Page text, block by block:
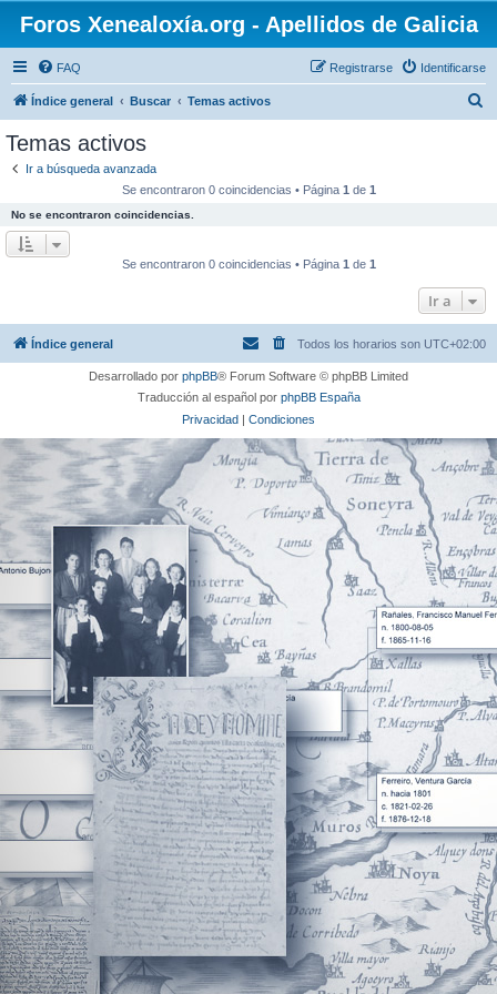
Foros Xenealoxía.org - Apellidos de Galicia
FAQ Identificarse
Registrarse
Índice general Buscar Temas activos
Temas activos
Ir a búsqueda avanzada
Se encontraron 0 coincidencias • Página 1 de 1
No se encontraron coincidencias.
Se encontraron 0 coincidencias • Página 1 de 1
Ir a
Índice general Todos los horarios son UTC+02:00
Desarrollado por phpBB® Forum Software © phpBB Limited
Traducción al español por phpBB España
Privacidad | Condiciones